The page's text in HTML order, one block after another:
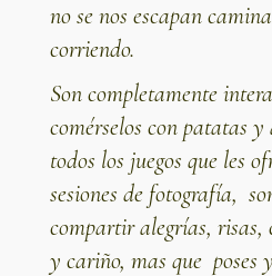
no se nos escapan
corriendo.
Son completamente
comérselos con patatas
todos los juegos que les
sesiones de fotografía,
compartir alegrías, risas,
y cariño, mas que poses